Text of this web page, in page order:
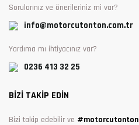
Sorularınız ve önerileriniz mi var?
info@motorcutonton.com.tr
Yardıma mı ihtiyacınız var?
0236 413 32 25
BİZİ TAKİP EDİN
Bizi takip edebilir ve #motorcutonton